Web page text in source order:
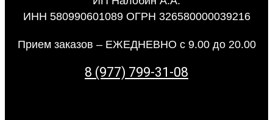
ИНН 580990601089 ОГРН 326580000039216
Прием заказов – ЕЖЕДНЕВНО с 9.00 до 20.00
8 (977) 799-31-08